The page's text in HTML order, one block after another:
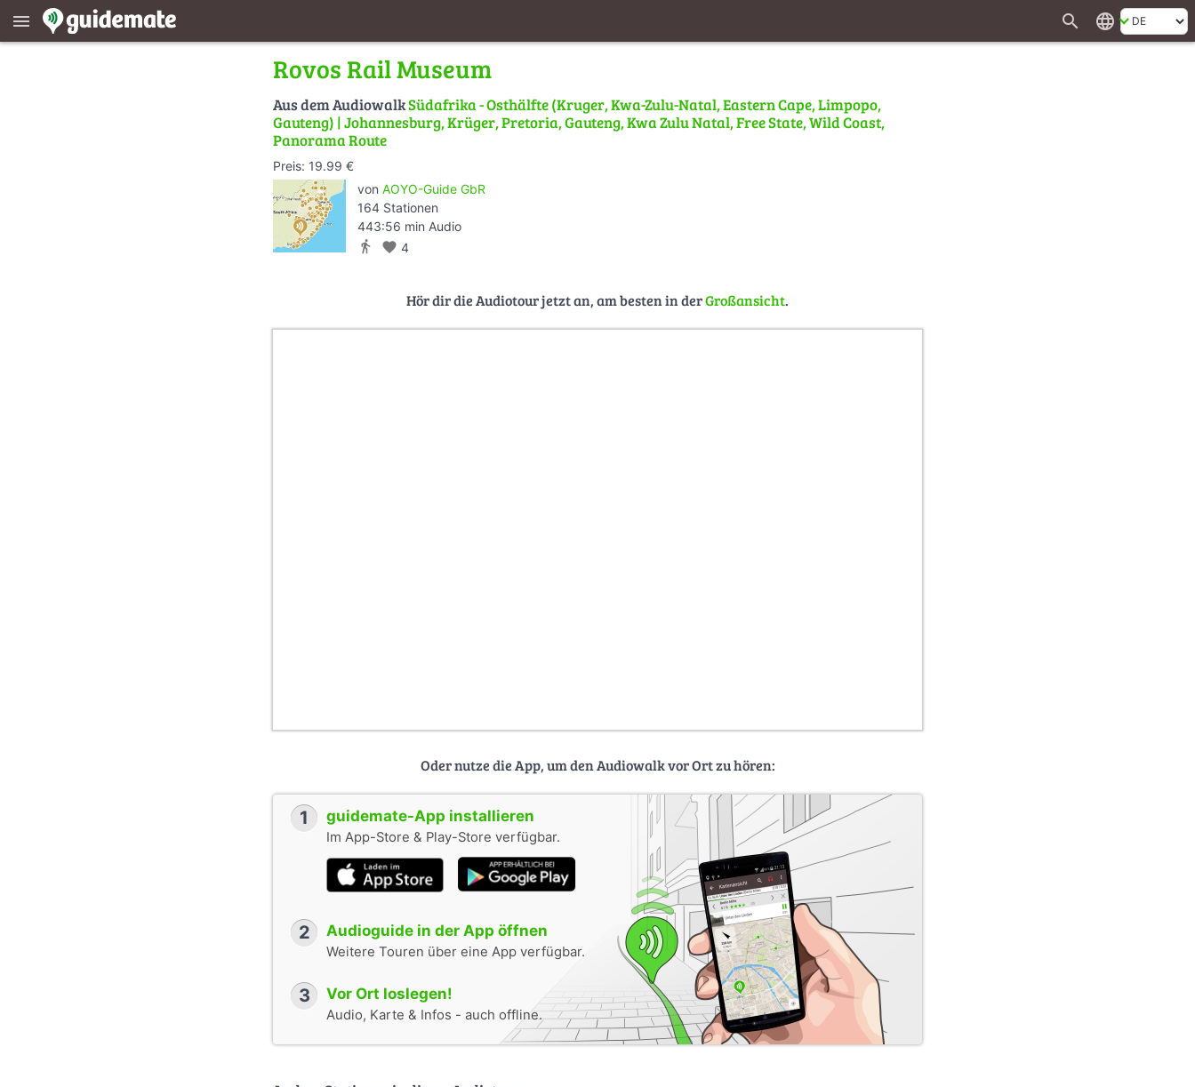
menu search language
Rovos Rail Museum
Aus dem AudiowalkSüdafrika - Osthälfte (Kruger, Kwa-Zulu-Natal, Eastern Cape, Limpopo,
Gauteng) | Johannesburg, Krüger, Pretoria, Gauteng, Kwa Zulu Natal, Free State, Wild Coast,
Panorama Route
Preis: 19.99 €
von AOYO-Guide GbR
164 Stationen
443:56 min Audio
directions_walk favorite 4
Hör dir die Audiotour jetzt an, am besten in derGroßansicht.
Oder nutze die App, um den Audiowalk vor Ort zu hören:
1 guidemate-App installieren
Im App-Store & Play-Store verfügbar.
2 Audioguide in der App öffnen
Weitere Touren über eine App verfügbar.
3 Vor Ort loslegen!
Audio, Karte & Infos - auch offline.